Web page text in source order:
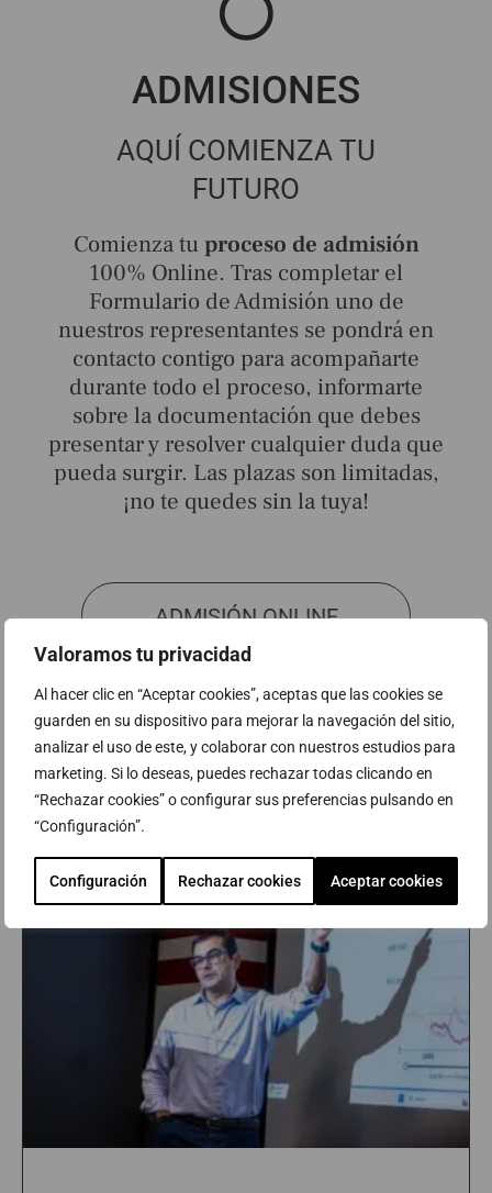
Valoramos tu privacidad
Al hacer clic en “Aceptar cookies”, aceptas que las cookies se
guarden en su dispositivo para mejorar la navegación del sitio,
analizar el uso de este, y colaborar con nuestros estudios para
marketing. Si lo deseas, puedes rechazar todas clicando en
“Rechazar cookies” o configurar sus preferencias pulsando en
“Configuración”.
Configuración Rechazar cookies Aceptar cookies
ADMISIONES
AQUÍ COMIENZA TU
FUTURO
Comienza tu proceso de admisión
100% Online. Tras completar el
Formulario de Admisión uno de
nuestros representantes se pondrá en
contacto contigo para acompañarte
durante todo el proceso, informarte
sobre la documentación que debes
presentar y resolver cualquier duda que
pueda surgir. Las plazas son limitadas,
¡no te quedes sin la tuya!
ADMISIÓN ONLINE
BLOG Y NOTICIAS